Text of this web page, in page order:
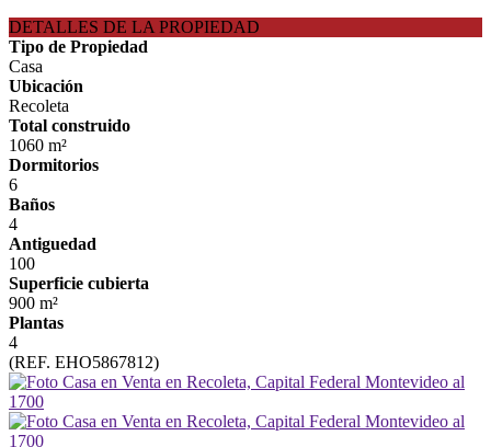
DETALLES DE LA PROPIEDAD
Tipo de Propiedad
Casa
Ubicación
Recoleta
Total construido
1060 m²
Dormitorios
6
Baños
4
Antiguedad
100
Superficie cubierta
900 m²
Plantas
4
(REF. EHO5867812)